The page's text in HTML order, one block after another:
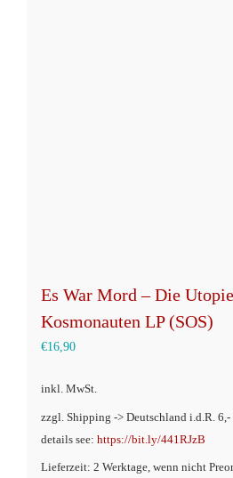
Es War Mord – Die
Kosmonauten LP (SOS)
€16,90
inkl. MwSt.
zzgl. Shipping -> Deutschland i.d.R.
details see: https://bit.ly/441RJzB
Lieferzeit: 2 Werktage, wenn nicht